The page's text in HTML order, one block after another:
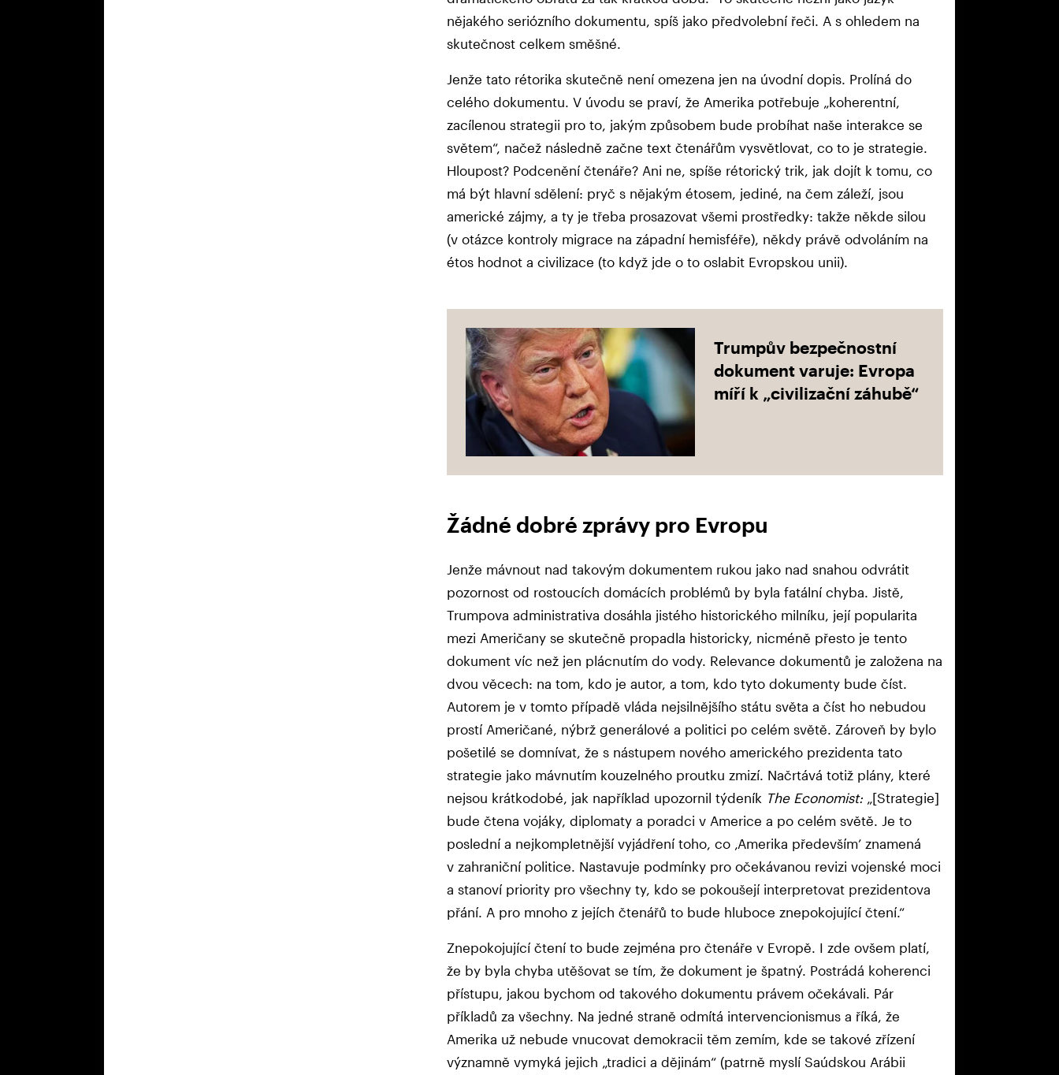
nějakého seriózního dokumentu, spíš jako předvolební řeči. A s ohledem na
skutečnost celkem směšné.
Jenže tato rétorika skutečně není omezena jen na úvodní dopis. Prolíná do
celého dokumentu. V úvodu se praví, že Amerika potřebuje „koherentní,
zacílenou strategii pro to, jakým způsobem bude probíhat naše interakce se
světem“, načež následně začne text čtenářům vysvětlovat, co to je strategie.
Hloupost? Podcenění čtenáře? Ani ne, spíše rétorický trik, jak dojít k tomu, co
má být hlavní sdělení: pryč s nějakým étosem, jediné, na čem záleží, jsou
americké zájmy, a ty je třeba prosazovat všemi prostředky: takže někde silou
(v otázce kontroly migrace na západní hemisféře), někdy právě odvoláním na
étos hodnot a civilizace (to když jde o to oslabit Evropskou unii).
Trumpův bezpečnostní
dokument varuje: Evropa
míří k „civilizační záhubě“
Žádné dobré zprávy pro Evropu
Jenže mávnout nad takovým dokumentem rukou jako nad snahou odvrátit
pozornost od rostoucích domácích problémů by byla fatální chyba. Jistě,
Trumpova administrativa dosáhla jistého historického milníku, její popularita
mezi Američany se skutečně propadla historicky, nicméně přesto je tento
dokument víc než jen plácnutím do vody. Relevance dokumentů je založena na
dvou věcech: na tom, kdo je autor, a tom, kdo tyto dokumenty bude číst.
Autorem je v tomto případě vláda nejsilnějšího státu světa a číst ho nebudou
prostí Američané, nýbrž generálové a politici po celém světě. Zároveň by bylo
pošetilé se domnívat, že s nástupem nového amerického prezidenta tato
strategie jako mávnutím kouzelného proutku zmizí. Načrtává totiž plány, které
nejsou krátkodobé, jak například upozornil týdeník The Economist: „[Strategie]
bude čtena vojáky, diplomaty a poradci v Americe a po celém světě. Je to
poslední a nejkompletnější vyjádření toho, co ‚Amerika především’ znamená
v zahraniční politice. Nastavuje podmínky pro očekávanou revizi vojenské moci
a stanoví priority pro všechny ty, kdo se pokoušejí interpretovat prezidentova
přání. A pro mnoho z jejích čtenářů to bude hluboce znepokojující čtení.“
Znepokojující čtení to bude zejména pro čtenáře v Evropě. I zde ovšem platí,
že by byla chyba utěšovat se tím, že dokument je špatný. Postrádá koherenci
přístupu, jakou bychom od takového dokumentu právem očekávali. Pár
příkladů za všechny. Na jedné straně odmítá intervencionismus a říká, že
Amerika už nebude vnucovat demokracii těm zemím, kde se takové zřízení
významně vymyká jejich „tradici a dějinám“ (patrně myslí Saúdskou Arábii